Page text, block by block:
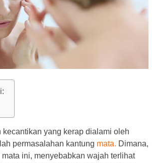
kecantikan yang kerap dialami oleh
permasalahan kantung mata. Dimana,
ini, menyebabkan wajah terlihat